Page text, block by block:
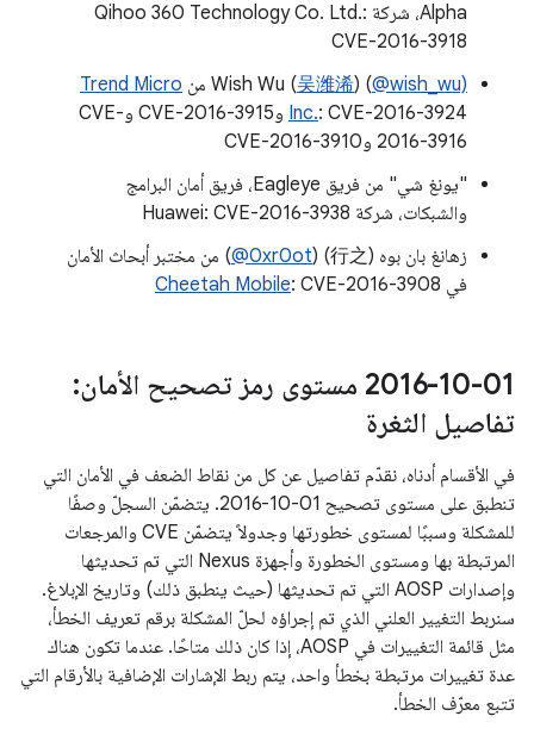
Alpha، شركة Qihoo 360 Technology Co. Ltd.:
CVE-2016-3918
Wish Wu (吴潍浠) (@wish_wu) من Trend Micro
Inc.
: CVE-2016-3924 وCVE-2016-3915 وCVE-
2016-3916 وCVE-2016-3910
"يونغ شي" من فريق Eagleye، فريق أمان البرامج
والشبكات، شركة Huawei: CVE-2016-3938
زهانغ بان بوه (行之) (
‎@0xr0ot) من مختبر أبحاث الأمان
في
Cheetah Mobile: CVE-2016-3908
‎2016-10-01 مستوى رمز تصحيح الأمان:
تفاصيل الثغرة
في الأقسام أدناه، نقدّم تفاصيل عن كل من نقاط الضعف في الأمان التي
تنطبق على مستوى تصحيح 01-10-2016. يتضمّن السجلّ وصفًا
للمشكلة وسببًا لمستوى خطورتها وجدولاً يتضمّن CVE والمرجعات
المرتبطة بها ومستوى الخطورة وأجهزة Nexus التي تم تحديثها
وإصدارات AOSP التي تم تحديثها (حيث ينطبق ذلك) وتاريخ الإبلاغ.
سنربط التغيير العلني الذي تم إجراؤه لحلّ المشكلة برقم تعريف الخطأ،
مثل قائمة التغييرات في AOSP، إذا كان ذلك متاحًا. عندما تكون هناك
عدة تغييرات مرتبطة بخطأ واحد، يتم ربط الإشارات الإضافية بالأرقام التي
تتبع معرّف الخطأ.